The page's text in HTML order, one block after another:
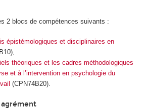
2 blocs de compétences suivants :
épistémologiques et disciplinaires en
théoriques et les cadres méthodologiques
et à l’intervention en psychologie du
(CPN74B20).